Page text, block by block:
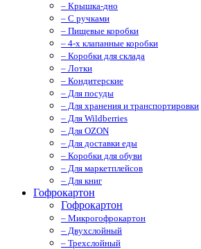
– Крышка-дно
– С ручками
– Пищевые коробки
– 4-х клапанные коробки
– Коробки для склада
– Лотки
– Кондитерские
– Для посуды
– Для хранения и транспортировки
– Для Wildberries
– Для OZON
– Для доставки еды
– Коробки для обуви
– Для маркетплейсов
– Для книг
Гофрокартон
Гофрокартон
– Микрогофрокартон
– Двухслойный
– Трехслойный